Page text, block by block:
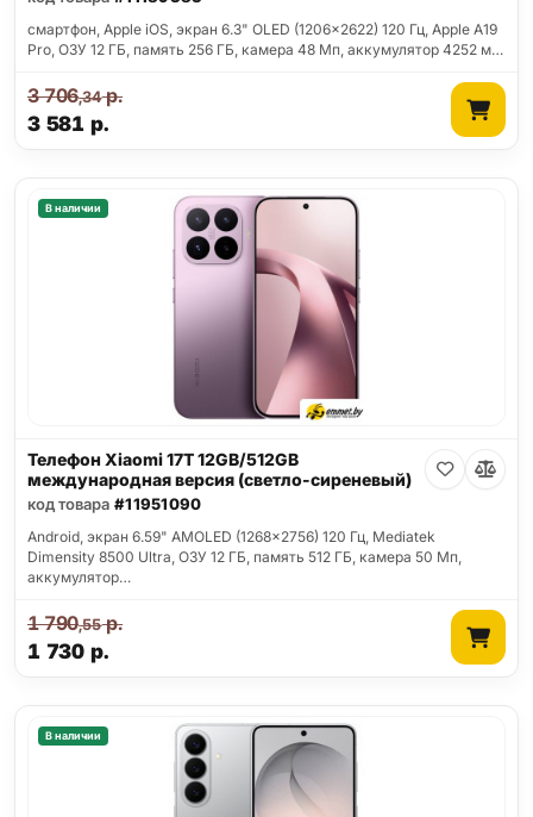
смартфон, Apple iOS, экран 6.3" OLED (1206x2622) 120 Гц, Apple A19
Pro, ОЗУ 12 ГБ, память 256 ГБ, камера 48 Мп, аккумулятор 4252 м…
3 581 р.
3 706,34р.
В наличии
Телефон Xiaomi 17T 12GB/512GB
международная версия (светло-сиреневый)
код товара #11951090
Android, экран 6.59" AMOLED (1268x2756) 120 Гц, Mediatek
Dimensity 8500 Ultra, ОЗУ 12 ГБ, память 512 ГБ, камера 50 Мп,
аккумулятор…
1 730 р.
1 790,55р.
В наличии